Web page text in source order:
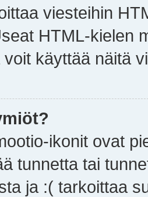
viesteihin
HTML-kielen
käyttää näitä
ikonit ovat
tunnetta tai
ja :( tarkoittaa